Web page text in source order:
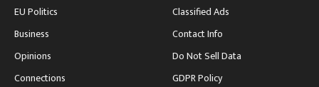
EU Politics
Business
Opinions
Connections
Classified Ads
Contact Info
Do Not Sell Data
GDPR Policy